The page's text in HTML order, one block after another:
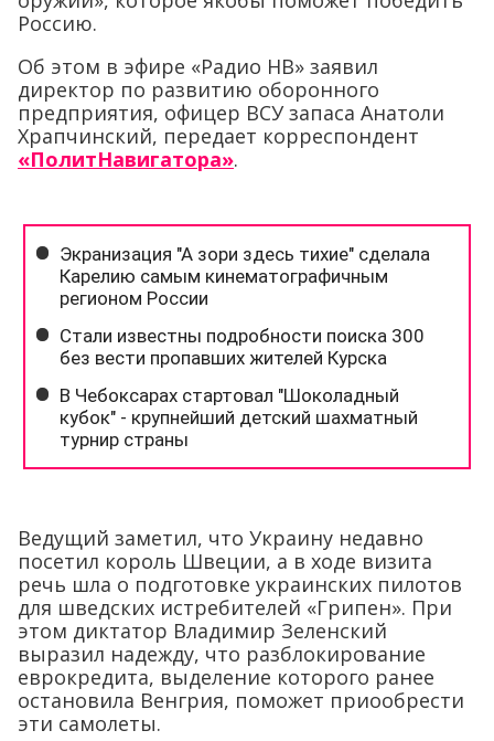
Россию.
Об этом в эфире «Радио НВ» заявил
директор по развитию оборонного
предприятия, офицер ВСУ запаса Анатоли
Храпчинский, передает корреспондент
«ПолитНавигатора».
Ведущий заметил, что Украину недавно
посетил король Швеции, а в ходе визита
речь шла о подготовке украинских пилотов
для шведских истребителей «Грипен». При
этом диктатор Владимир Зеленский
выразил надежду, что разблокирование
еврокредита, выделение которого ранее
остановила Венгрия, поможет приообрести
эти самолеты.